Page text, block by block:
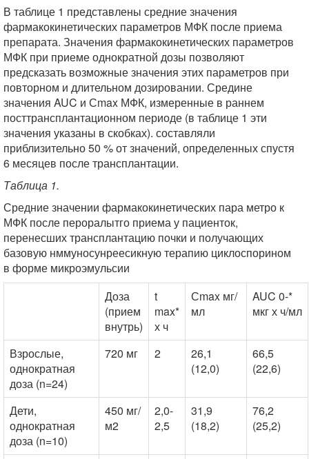
В таблице 1 представлены средние значения
фармакокинетических параметров МФК после приема
препарата. Значения фармакокинетических параметров
МФК при приеме однократной дозы позволяют
предсказать возможные значения этих параметров при
повторном и длительном дозировании. Средине
значения AUC и Сmax МФК, измеренные в раннем
посттрансплантационном периоде (в таблице 1 эти
значения указаны в скобках). составляли
приблизительно 50 % от значений, определенных спустя
6 месяцев после трансплантации.
Таблица 1.
Средние значении фармакокинетических пара метро к
МФК после пероралытго приема у пациенток,
перенесших трансплантацию почки и получающих
базовую нммуносунреесикную терапию циклоспорином
в форме микроэмульсии
Доза
(прием
внутрь)
t
max*
х ч
Сmax мг/
мл
AUC 0-*
мкг х ч/мл
Взрослые,
однократная
доза (n=24)
720 мг 2
26,1
(12,0)
66,5
(22,6)
Дети,
однократная
доза (n=10)
450 мг/
м2
2,0-
2,5
31,9
(18,2)
76,2
(25,2)